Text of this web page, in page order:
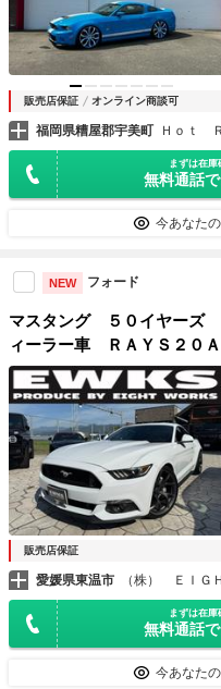
販売店保証 オンライン商談可
福岡県糟屋郡宇美町
まずは在庫
無料通話
今あなた
NEW フォード
マスタング ５０イヤー
ィーラー車 ＲＡＹＳ２０
販売店保証
愛媛県東温市 （株） ＥＩ
まずは在庫
無料通話
今あなた